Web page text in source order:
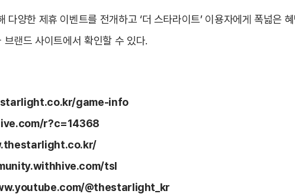
양한 제휴 이벤트를 전개하고 ‘더 스타라이트’ 이용자에게 폭넓은
랜드 사이트에서 확인할 수 있다.
game-info
r?c=14368
tsl
@thestarlight_kr